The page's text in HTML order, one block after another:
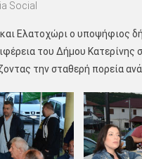
Social
Ελατοχώρι ο υποψήφιος
του Δήμου Κατερίνης
την σταθερή πορεία